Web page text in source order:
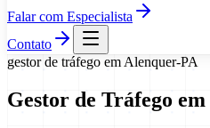
Falar com Especialista
Contato
gestor de tráfego em Alenquer-PA
Gestor de Tráfego em